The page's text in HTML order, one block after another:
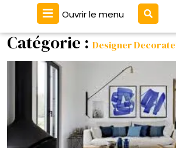
Ouvrir le menu Ouvrir
Menu
Catégorie : Designer